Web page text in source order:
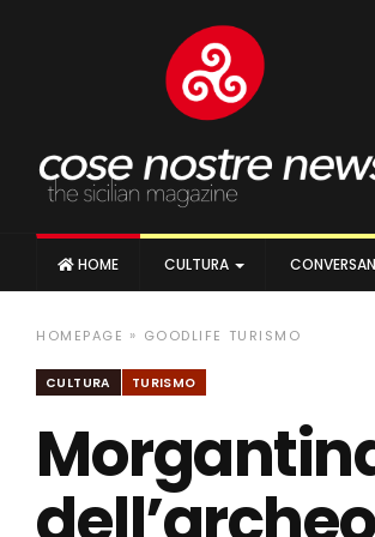
HOME CULTURA
HOMEPAGE » GOODLIFE TURISMO
CULTURA TURISMO